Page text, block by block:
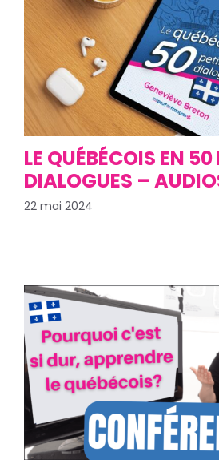
LE QUÉBÉCOIS EN 50
DIALOGUES –
22 mai 2024